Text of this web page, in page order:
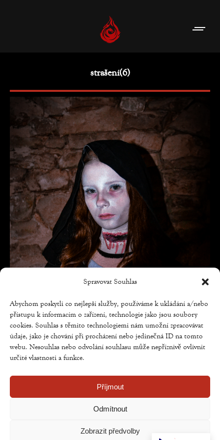
Spravovat Souhlas
Abychom poskytli co nejlepší služby, používáme k ukládání a/nebo
přístupu k informacím o zařízení, technologie jako jsou soubory
cookies. Souhlas s těmito technologiemi nám umožní zpracovávat
údaje, jako je chování při procházení nebo jedinečná ID na tomto
webu. Nesouhlas nebo odvolání souhlasu může nepříznivě ovlivnit
určité vlastnosti a funkce.
Příjmout
Odmítnout
Zobrazit předvolby
strašení(6)